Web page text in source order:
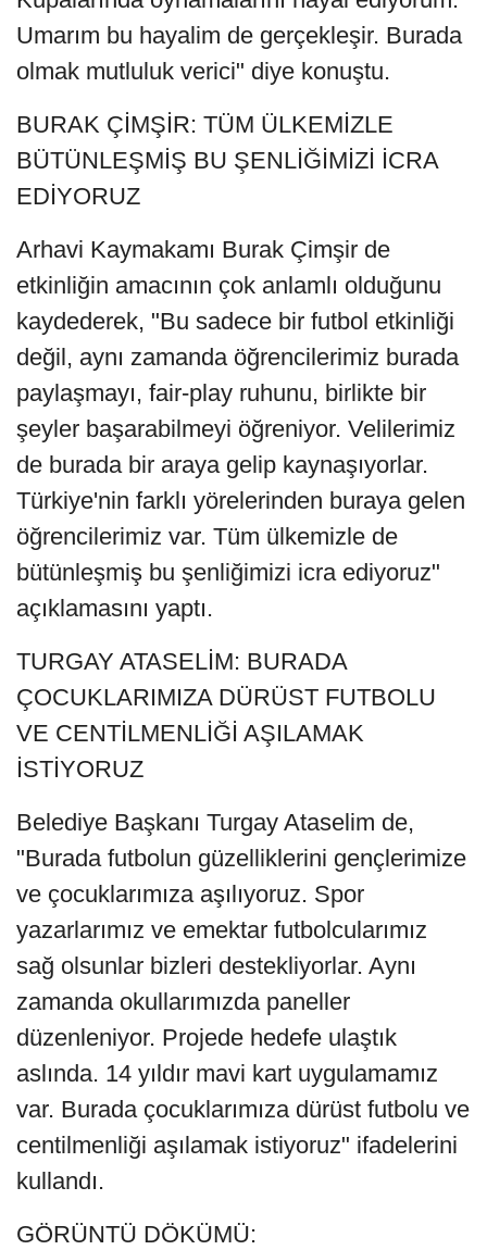
Umarım bu hayalim de gerçekleşir. Burada
olmak mutluluk verici" diye konuştu.
BURAK ÇİMŞİR: TÜM ÜLKEMİZLE
BÜTÜNLEŞMİŞ BU ŞENLİĞİMİZİ İCRA
EDİYORUZ
Arhavi Kaymakamı Burak Çimşir de
etkinliğin amacının çok anlamlı olduğunu
kaydederek, "Bu sadece bir futbol etkinliği
değil, aynı zamanda öğrencilerimiz burada
paylaşmayı, fair-play ruhunu, birlikte bir
şeyler başarabilmeyi öğreniyor. Velilerimiz
de burada bir araya gelip kaynaşıyorlar.
Türkiye'nin farklı yörelerinden buraya gelen
öğrencilerimiz var. Tüm ülkemizle de
bütünleşmiş bu şenliğimizi icra ediyoruz"
açıklamasını yaptı.
TURGAY ATASELİM: BURADA
ÇOCUKLARIMIZA DÜRÜST FUTBOLU
VE CENTİLMENLİĞİ AŞILAMAK
İSTİYORUZ
Belediye Başkanı Turgay Ataselim de,
"Burada futbolun güzelliklerini gençlerimize
ve çocuklarımıza aşılıyoruz. Spor
yazarlarımız ve emektar futbolcularımız
sağ olsunlar bizleri destekliyorlar. Aynı
zamanda okullarımızda paneller
düzenleniyor. Projede hedefe ulaştık
aslında. 14 yıldır mavi kart uygulamamız
var. Burada çocuklarımıza dürüst futbolu ve
centilmenliği aşılamak istiyoruz" ifadelerini
kullandı.
GÖRÜNTÜ DÖKÜMÜ: